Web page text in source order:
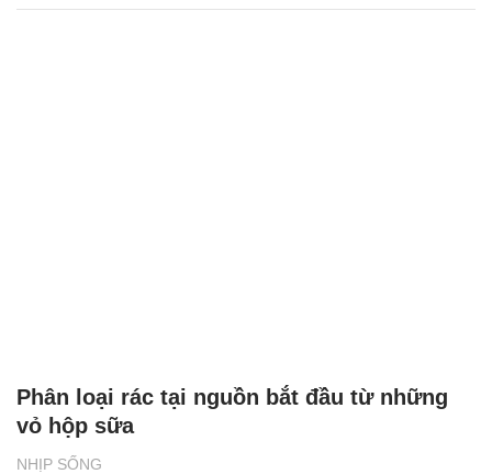
NHỊP SỐNG
Phân loại rác tại nguồn bắt đầu từ những
vỏ hộp sữa